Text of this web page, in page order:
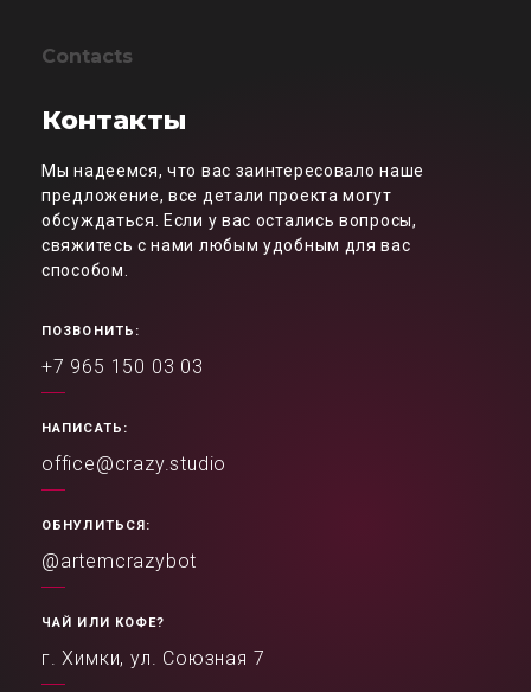
Contacts
Контакты
Мы надеемся, что вас заинтересовало наше
предложение, все детали проекта могут
обсуждаться. Если у вас остались вопросы,
свяжитесь с нами любым удобным для вас
способом.
ПОЗВОНИТЬ:
+7 965 150 03 03
НАПИСАТЬ:
office@crazy.studio
ОБНУЛИТЬСЯ:
@artemcrazybot
ЧАЙ ИЛИ КОФЕ?
г. Химки, ул. Союзная 7